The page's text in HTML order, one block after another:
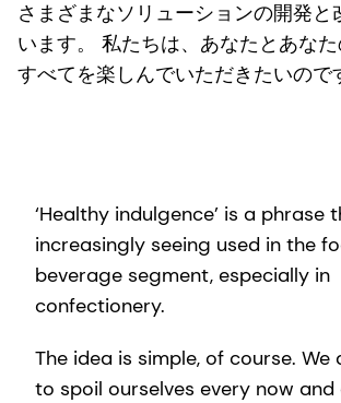
さまざまなソリューションの開発と
います。 私たちは、あなたとあな
すべてを楽しんでいただきたいので
‘Healthy indulgence’ is a phrase
increasingly seeing used in the
beverage segment, especially in
confectionery.
The idea is simple, of course. We
to spoil ourselves every now